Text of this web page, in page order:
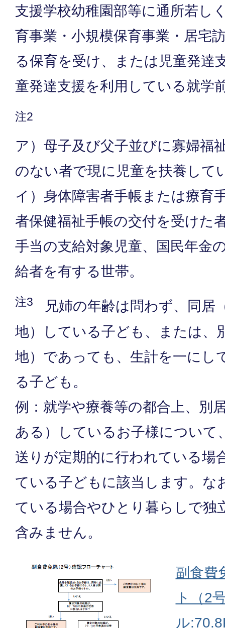
支援学校幼稚園部等に通所若し
育事業・小規模保育事業・居宅
る保育を受け、または児童発達
童発達支援を利用している就学
注2
ア）母子及び父子並びに寡婦福
のない者で現に児童を扶養して
イ）身体障害者手帳または療育
者保健福祉手帳の交付を受けた
手当の支給対象児童、国民年金
給者を有する世帯。
注3
兄姉の年齢は問わず、同居
地）している子ども、または、
地）であっても、生計を一にし
る子ども。
例：就学や療養等の都合上、別
ある）しているお子様について
送りが定期的に行われている場
ている子どもに該当します。な
ている場合やひとり暮らしで独
含みません。
副食費
ト（2
ル